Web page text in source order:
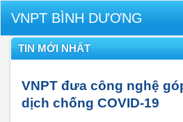
VNPT BÌNH DƯƠNG
TIN MỚI NHẤT
VNPT đưa công nghệ
dịch chống COVID-19